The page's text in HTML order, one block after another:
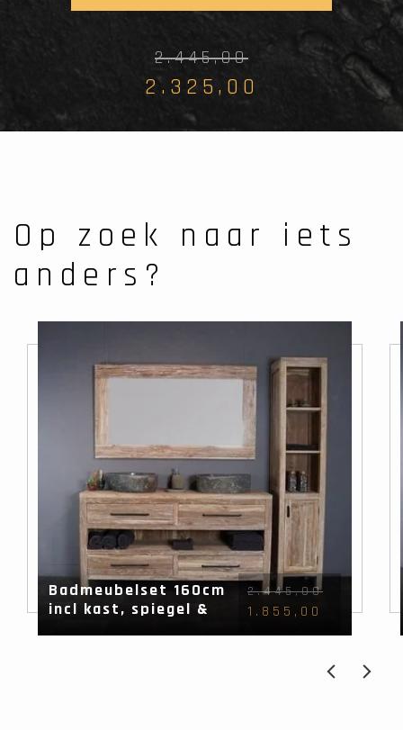
2.445,00
2.325,00
Op zoek naar iets
anders?
Badmeubelset 160cm
incl kast, spiegel &
2.445,00
1.855,00